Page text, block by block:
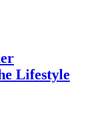
Lifestyle